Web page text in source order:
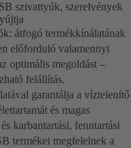
szivattyúk, szerelvények
átfogó termékkínálatának
előforduló valamennyi
optimális megoldást –
felállítás.
garantálja a víztelenítő
és magas
karbantartási, fenntartási
termékei megfelelnek a